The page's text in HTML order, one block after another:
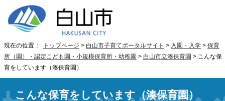
現在の位置： トップページ > 白山市子育てポータルサイト > 入園・入学 > 保育
所（園）・認定こども園・小規模保育所・幼稚園 > 白山市立湊保育園 > こんな保
育をしています（湊保育園）
こんな保育をしています（湊保育園）